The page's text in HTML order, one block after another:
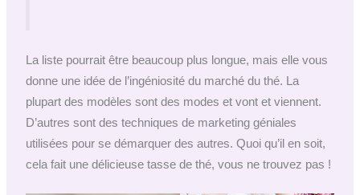
La liste pourrait être beaucoup plus longue, mais elle vous
donne une idée de l’ingéniosité du marché du thé. La
plupart des modèles sont des modes et vont et viennent.
D’autres sont des techniques de marketing géniales
utilisées pour se démarquer des autres. Quoi qu’il en soit,
cela fait une délicieuse tasse de thé, vous ne trouvez pas !